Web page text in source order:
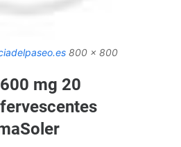
800 x 800
mg 20